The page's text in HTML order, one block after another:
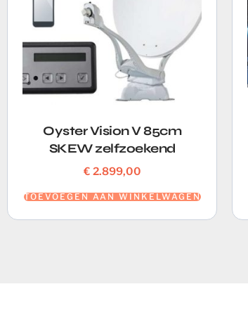
Oyster Vision V 85cm
SKEW zelfzoekend
€ 2.899,00
TOEVOEGEN AAN WINKELWAGEN